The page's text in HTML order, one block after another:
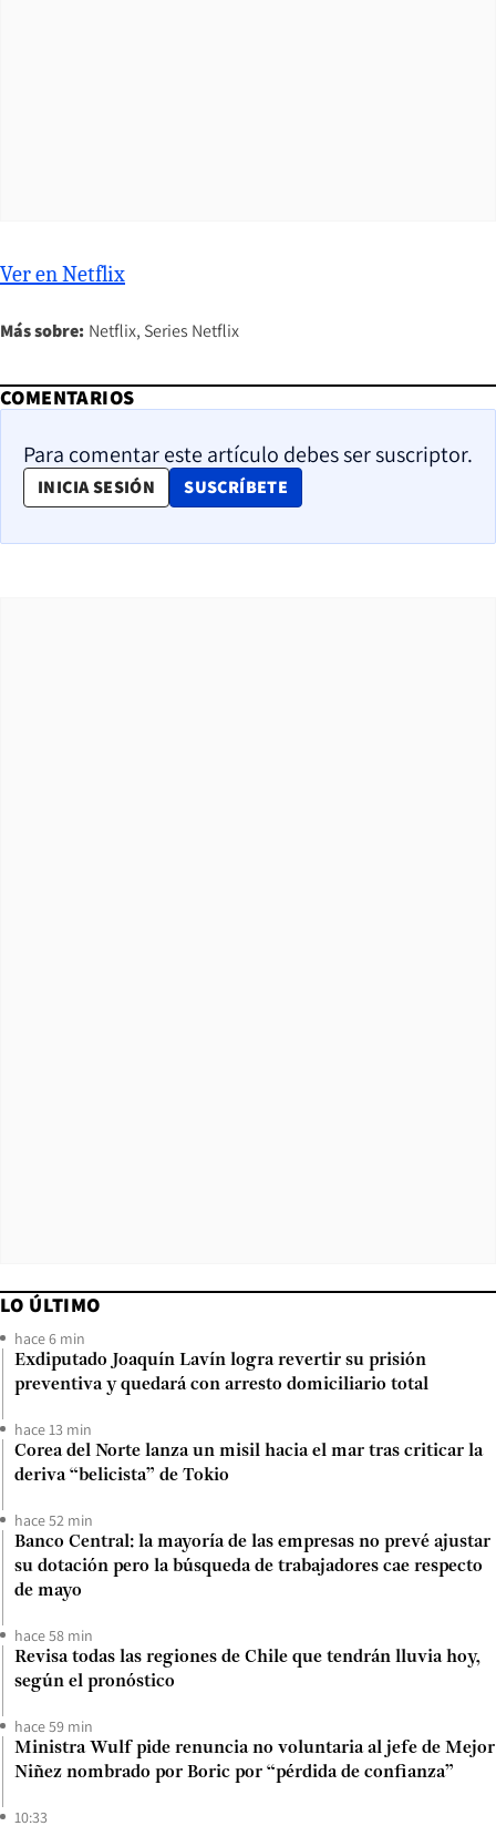
Ver en Netflix
Más sobre: Netflix Series Netflix
COMENTARIOS
Para comentar este artículo debes ser suscriptor.
INICIA SESIÓN SUSCRÍBETE
OPENS IN NEW WINDOW
LO ÚLTIMO
hace 6 min
Exdiputado Joaquín Lavín logra revertir su prisión
preventiva y quedará con arresto domiciliario total
hace 13 min
Corea del Norte lanza un misil hacia el mar tras criticar la
deriva “belicista” de Tokio
hace 52 min
Banco Central: la mayoría de las empresas no prevé ajustar
su dotación pero la búsqueda de trabajadores cae respecto
de mayo
hace 58 min
Revisa todas las regiones de Chile que tendrán lluvia hoy,
según el pronóstico
hace 59 min
Ministra Wulf pide renuncia no voluntaria al jefe de Mejor
Niñez nombrado por Boric por “pérdida de confianza”
10:33